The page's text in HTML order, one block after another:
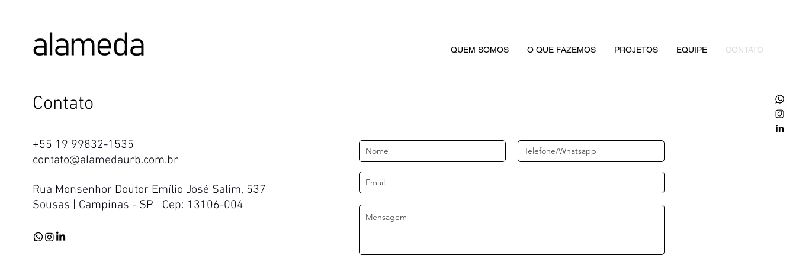
QUEM SOMOS O QUE FAZEMOS PROJETOS EQUIPE CONTATO
Contato
+55 19 99832-1535
contato@alamedaurb.com.br
Rua Monsenhor Doutor Emílio José Salim, 537
Sousas | Campinas - SP | Cep: 13106-004